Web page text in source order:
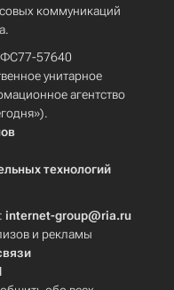
коммуникаций
ФС77-57640
унитарное
агентство
технологий
internet-group@ria.ru
и рекламы